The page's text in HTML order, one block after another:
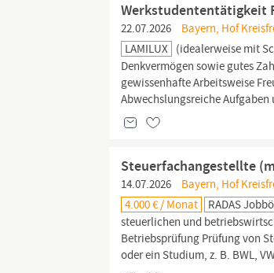
Werkstudententätigkeit
22.07.2026
Bayern, Hof
LAMILUX (idealerweise mit
Denkvermögen sowie gutes
gewissenhafte Arbeitsweise
Abwechslungsreiche Aufgaben
Steuerfachangestellte
14.07.2026
Bayern, Hof
4.000 € / Monat
RADAS
steuerlichen und
Betriebsprüfung Prüfung von
oder ein Studium, z. B. BWL,